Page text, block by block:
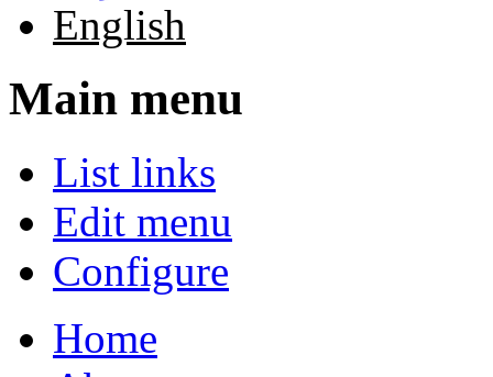
English
Main menu
List links
Edit menu
Configure
Home